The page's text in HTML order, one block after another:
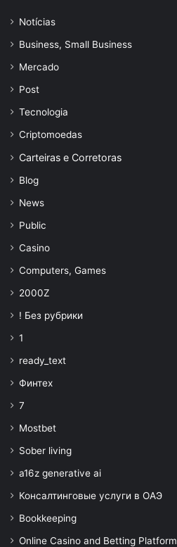
Notícias
Business, Small Business
Mercado
Post
Tecnologia
Criptomoedas
Carteiras e Corretoras
Blog
News
Public
Casino
Computers, Games
2000Z
! Без рубрики
1
ready_text
Финтех
7
Mostbet
Sober living
a16z generative ai
Консалтинговые услуги в ОАЭ
Bookkeeping
Online Casino and Betting Platform